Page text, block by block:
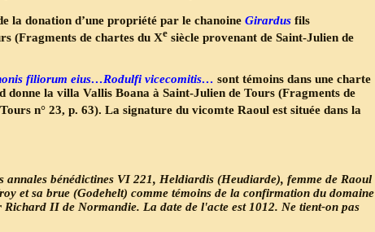
la donation d’une propriété par le chanoine Girardus fils
(Fragments de chartes du Xe siècle provenant de Saint-Julien de
filiorum eius…Rodulfi vicecomitis… sont témoins dans une charte
donne la villa Vallis Boana à Saint-Julien de Tours (Fragments de
n° 23, p. 63). La signature du vicomte Raoul est située dans la
annales bénédictines VI 221, Heldiardis (Heudiarde), femme de Raoul
et sa brue (Godehelt) comme témoins de la confirmation du domaine
II de Normandie. La date de l'acte est 1012. Ne tient-on pas